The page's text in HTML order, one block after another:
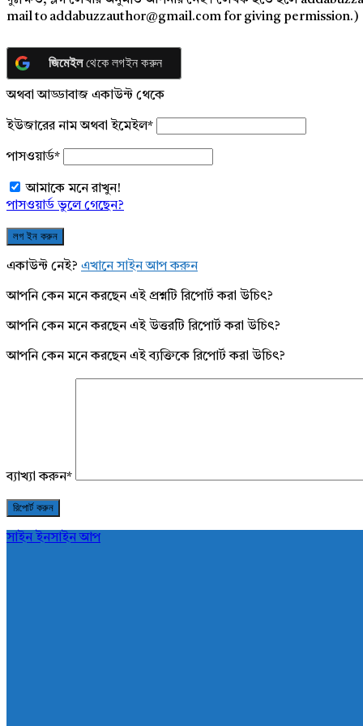
mail to addabuzzauthor@gmail.com for giving permission.)
জিমেইলথেকে লগইন করুন
অথবা আড্ডাবাজ একাউন্ট থেকে
ইউজারের নাম অথবা ইমেইল*
পাসওয়ার্ড*
আমাকে মনে রাখুন!
পাসওয়ার্ড ভুলে গেছেন?
একাউন্ট নেই? এখানে সাইন আপ করুন
আপনি কেন মনে করছেন এই প্রশ্নটি রিপোর্ট করা উচিৎ?
আপনি কেন মনে করছেন এই উত্তরটি রিপোর্ট করা উচিৎ?
আপনি কেন মনে করছেন এই ব্যক্তিকে রিপোর্ট করা উচিৎ?
ব্যাখ্যা করুন*
সাইন ইনসাইন আপ